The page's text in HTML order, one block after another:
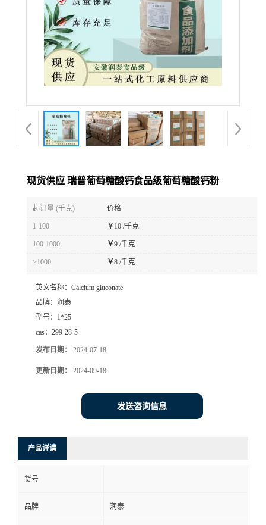
现货供应 瑞普葡萄糖酸钙食品级葡萄糖酸钙粉
起订量 (千克) 价格
1-100 ￥ 10 /千克
100-1000 ￥9 /千克
≥1000 ￥8 /千克
英文名称： Calcium gluconate
品牌： 润泰
型号： 1*25
cas： 299-28-5
发布日期： 2024-07-18
更新日期： 2024-09-18
发送咨询信息
产品详请
货号
品牌 润泰